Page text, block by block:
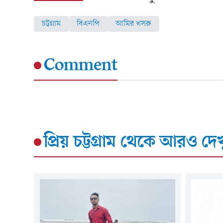
চট্টগ্রাম বিএনপি আমির খসরু
Comment
প্রিয় চট্টগ্রাম থেকে আরও